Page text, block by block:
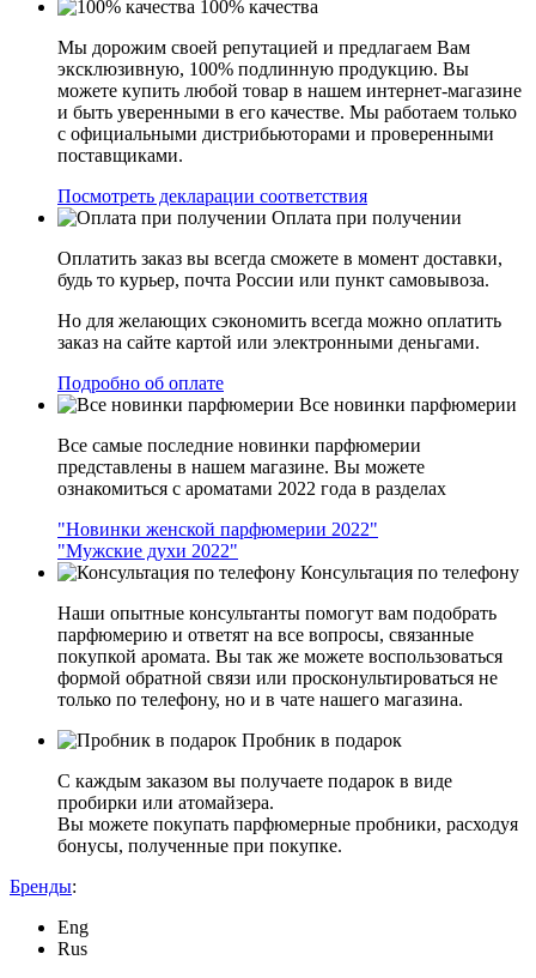
100% качества
Мы дорожим своей репутацией и предлагаем Вам
эксклюзивную, 100% подлинную продукцию. Вы
можете купить любой товар в нашем интернет-магазине
и быть уверенными в его качестве. Мы работаем только
с официальными дистрибьюторами и проверенными
поставщиками.
Посмотреть декларации соответствия
Оплата при получении
Оплатить заказ вы всегда сможете в момент доставки,
будь то курьер, почта России или пункт самовывоза.
Но для желающих сэкономить всегда можно оплатить
заказ на сайте картой или электронными деньгами.
Подробно об оплате
Все новинки парфюмерии
Все самые последние новинки парфюмерии
представлены в нашем магазине. Вы можете
ознакомиться с ароматами 2022 года в разделах
"Новинки женской парфюмерии 2022"
"Мужские духи 2022"
Консультация по телефону
Наши опытные консультанты помогут вам подобрать
парфюмерию и ответят на все вопросы, связанные
покупкой аромата. Вы так же можете воспользоваться
формой обратной связи или просконультироваться не
только по телефону, но и в чате нашего магазина.
Пробник в подарок
С каждым заказом вы получаете подарок в виде
пробирки или атомайзера.
Вы можете покупать парфюмерные пробники, расходуя
бонусы, полученные при покупке.
Бренды:
Eng
Rus